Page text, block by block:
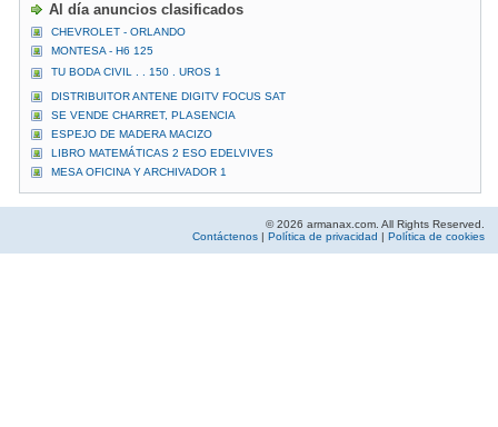
Al día anuncios clasificados
CHEVROLET - ORLANDO
MONTESA - H6 125
TU BODA CIVIL . . 150 . UROS 1
DISTRIBUITOR ANTENE DIGITV FOCUS SAT
SE VENDE CHARRET, PLASENCIA
ESPEJO DE MADERA MACIZO
LIBRO MATEMÁTICAS 2 ESO EDELVIVES
MESA OFICINA Y ARCHIVADOR 1
© 2026 armanax.com. All Rights Reserved.
Contáctenos | Política de privacidad | Política de cookies